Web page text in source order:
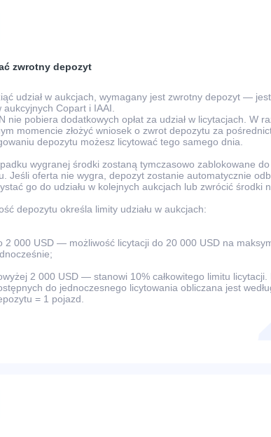
zwrotny depozyt
udział w aukcjach, wymagany jest zwrotny depozyt —
aukcyjnych Copart i IAAI.
nie pobiera dodatkowych opłat za udział w licytacjach. W
momencie złożyć wniosek o zwrot depozytu za
depozytu możesz licytować tego samego dnia.
wygranej środki zostaną tymczasowo zablokowane do
Jeśli oferta nie wygra, depozyt zostanie automatycznie
go do udziału w kolejnych aukcjach lub zwrócić środki
depozytu określa limity udziału w aukcjach:
2 000 USD — możliwość licytacji do 20 000 USD na
2 000 USD — stanowi 10% całkowitego limitu
do jednoczesnego licytowania obliczana jest
= 1 pojazd.